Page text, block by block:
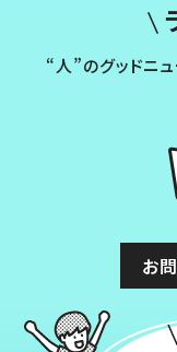
“人”のグッドニ
お